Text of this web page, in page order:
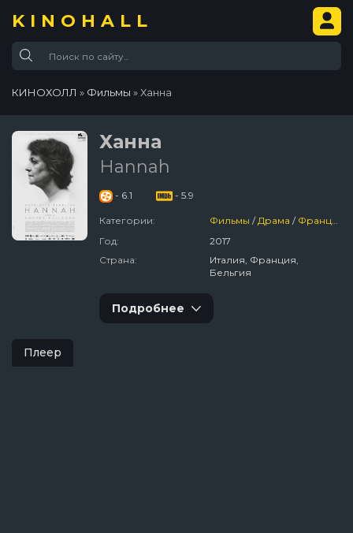
KINOHALL
КИНОХОЛЛ » Фильмы » Ханна
Ханна
Hannah
- 6.1 - 5.9
Категории: Фильмы /Драма / Франция
Год:
2017
Страна:
Италия, Франция,
Бельгия
Подробнее
Плеер